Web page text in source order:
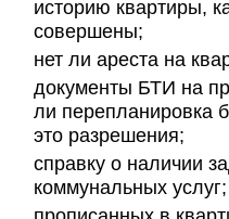
историю квартиры,
совершены;
нет ли ареста на
документы БТИ на
ли перепланировка
это разрешения;
справку о наличии
коммунальных услуг;